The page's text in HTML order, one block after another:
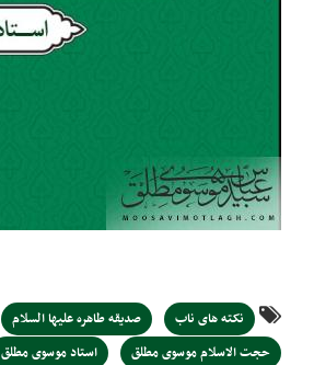
نکته های ناب صدیقه طاهره علیها السلام
حجت الاسلام موسوی مطلق
استاد موسوی مطلق